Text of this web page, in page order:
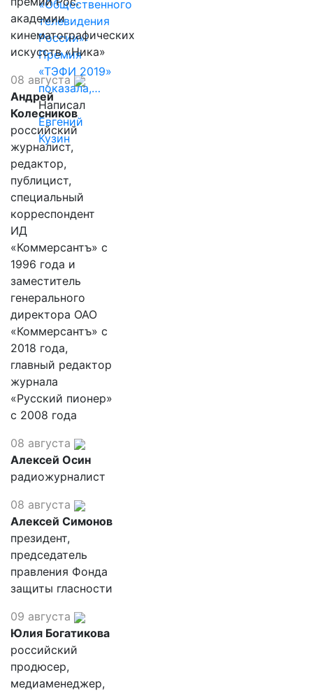
«Общественного
телевидения
России»:
Премия
«ТЭФИ 2019»
показала,…
Написал
Евгений
Кузин
академии
кинематографических
искусств «Ника»
08 августа
Андрей
Колесников
российский
журналист,
редактор,
публицист,
специальный
корреспондент
ИД
«Коммерсантъ» с
1996 года и
заместитель
генерального
директора ОАО
«Коммерсантъ» с
2018 года,
главный редактор
журнала
«Русский пионер»
с 2008 года
08 августа
Алексей Осин
радиожурналист
08 августа
Алексей Симонов
президент,
председатель
правления Фонда
защиты гласности
09 августа
Юлия Богатикова
российский
продюсер,
медиаменеджер,